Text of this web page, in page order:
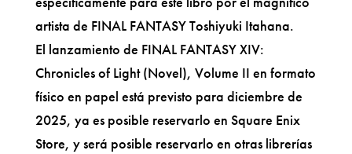
artista de FINAL FANTASY Toshiyuki Itahana.
El lanzamiento de FINAL FANTASY XIV:
Chronicles of Light (Novel), Volume II en formato
físico en papel está previsto para diciembre de
2025, ya es posible reservarlo en Square Enix
Store, y será posible reservarlo en otras librerías